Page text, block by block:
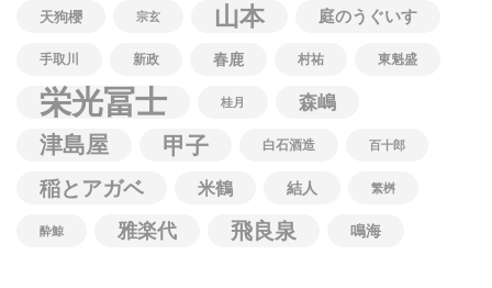
天狗櫻 宗玄 山本 庭のうぐいす
手取川 新政 春鹿 村祐 東魁盛
栄光冨士 桂月 森嶋
津島屋 甲子 白石酒造 百十郎
稲とアガベ 米鶴 結人 繁桝
酔鯨 雅楽代 飛良泉 鳴海